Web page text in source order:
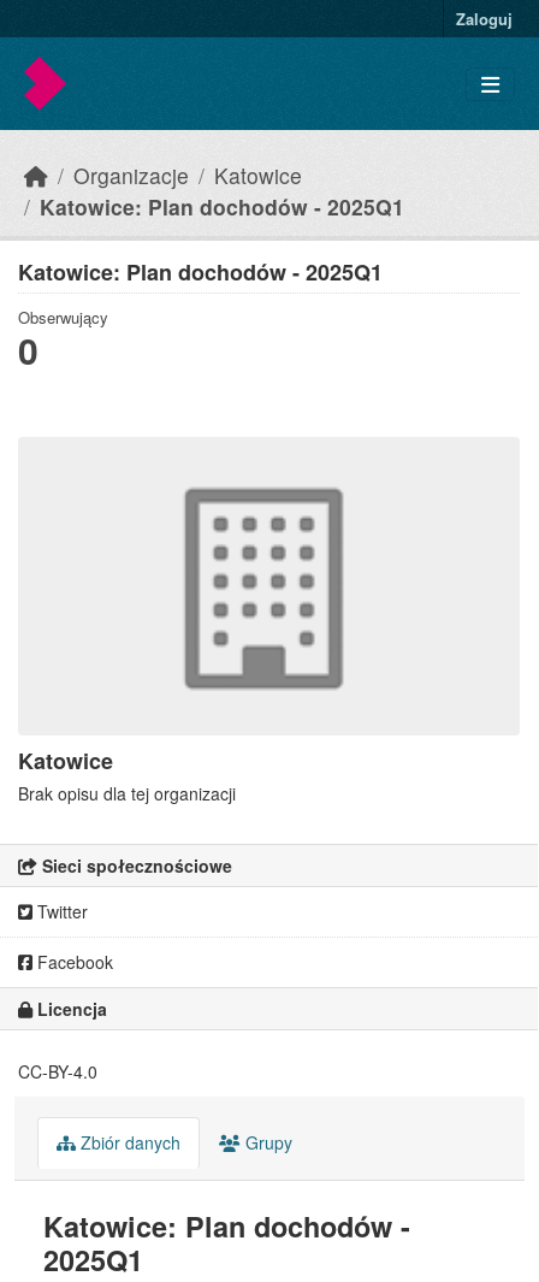
Zaloguj
Organizacje
Katowice
Katowice: Plan dochodów - 2025Q1
Katowice: Plan dochodów - 2025Q1
Obserwujący
0
Katowice
Brak opisu dla tej organizacji
Sieci społecznościowe
Twitter
Facebook
Licencja
CC-BY-4.0
Zbiór danych Grupy
Katowice: Plan dochodów -
2025Q1